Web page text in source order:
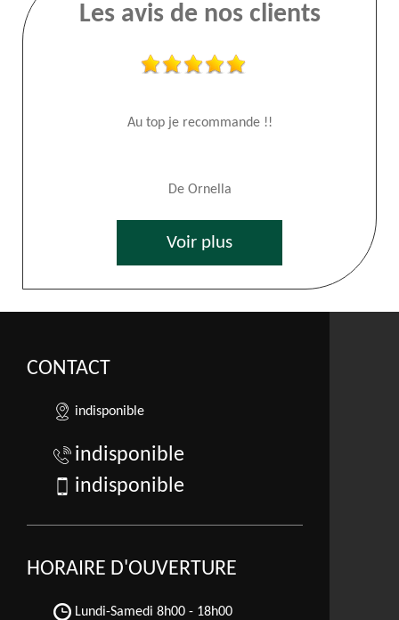
Les avis de nos clients
Au top je recommande !!
De Ornella
Voir plus
CONTACT
indisponible
indisponible
indisponible
HORAIRE D'OUVERTURE
Lundi-Samedi 8h00 - 18h00